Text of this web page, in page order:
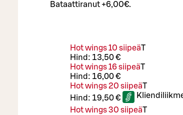
Bataattiranut +6,00€.
Hot wings 10 siipeäT
Hind: 13,50 €
Hot wings 16 siipeäT
Hind: 16,00 €
Hot wings 20 siipeäT
Hind: 19,50 €
Hot wings 30 siipeäT